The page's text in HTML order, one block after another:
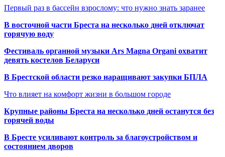
Первый раз в бассейн взрослому: что нужно знать заранее
В восточной части Бреста на несколько дней отключат
горячую воду
Фестиваль органной музыки Ars Magna Organi охватит
девять костелов Беларуси
В Брестской области резко наращивают закупки БПЛА
Что влияет на комфорт жизни в большом городе
Крупные районы Бреста на несколько дней останутся без
горячей воды
В Бресте усиливают контроль за благоустройством и
состоянием дворов